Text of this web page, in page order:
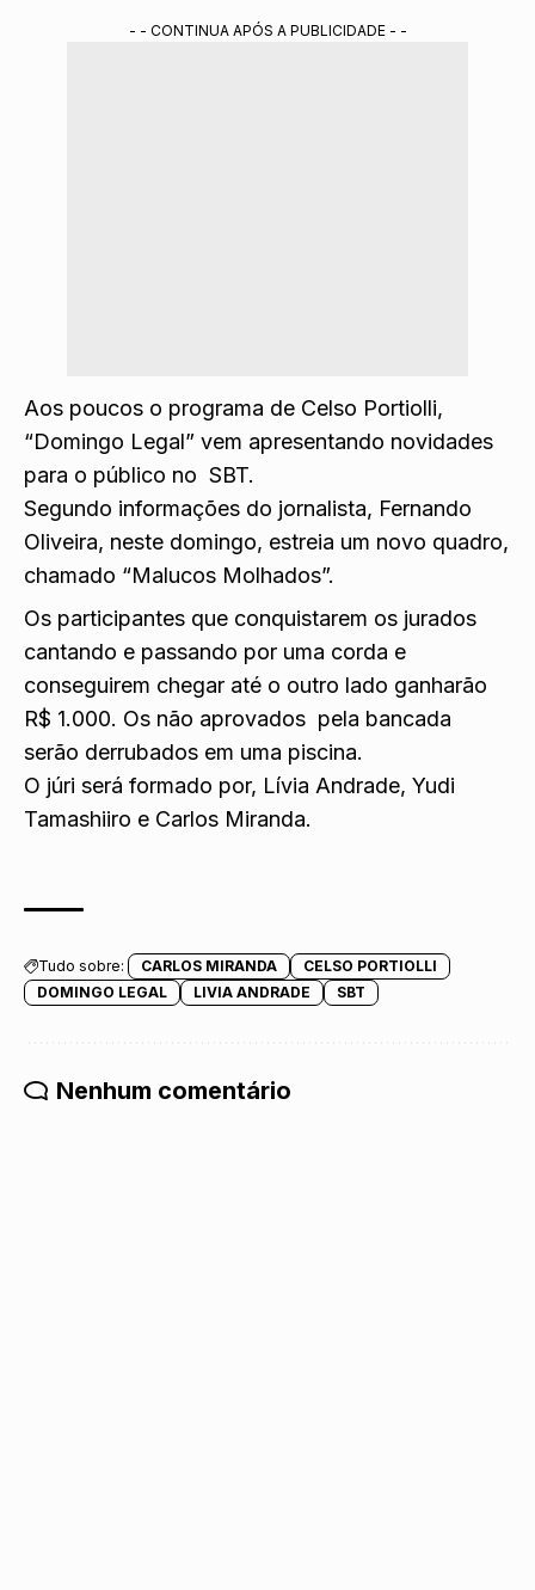
- - CONTINUA APÓS A PUBLICIDADE - -
Aos poucos o programa de Celso Portiolli,
“Domingo Legal” vem apresentando novidades
para o público no SBT.
Segundo informações do jornalista, Fernando
Oliveira, neste domingo, estreia um novo quadro,
chamado “Malucos Molhados”.
Os participantes que conquistarem os jurados
cantando e passando por uma corda e
conseguirem chegar até o outro lado ganharão
R$ 1.000. Os não aprovados pela bancada
serão derrubados em uma piscina.
O júri será formado por, Lívia Andrade, Yudi
Tamashiiro e Carlos Miranda.
Tudo sobre: CARLOS MIRANDA
CELSO PORTIOLLI
DOMINGO LEGAL
LIVIA ANDRADE SBT
Nenhum comentário